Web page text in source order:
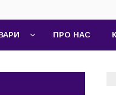
ПРО НАС